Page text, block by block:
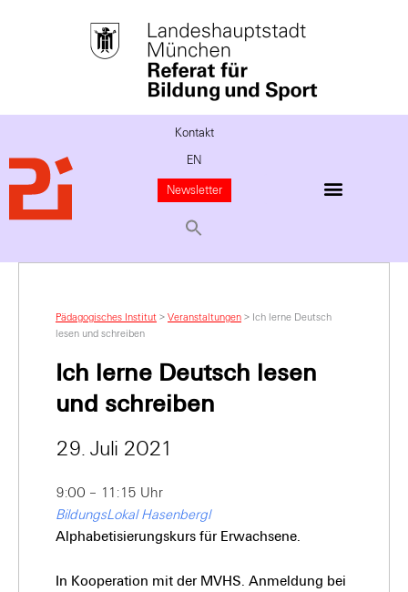
Kontakt
EN
Newsletter
Pädagogisches Institut > Veranstaltungen > Ich lerne Deutsch
lesen und schreiben
Ich lerne Deutsch lesen
und schreiben
29. Juli 2021
9:00 – 11:15 Uhr
BildungsLokal Hasenbergl
Alphabetisierungskurs für Erwachsene.
In Kooperation mit der MVHS. Anmeldung bei